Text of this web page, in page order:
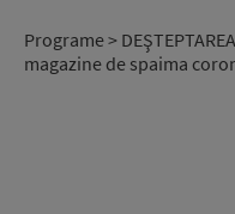
Programe> DEŞTEPTAREA
magazine de spaima
RADIO